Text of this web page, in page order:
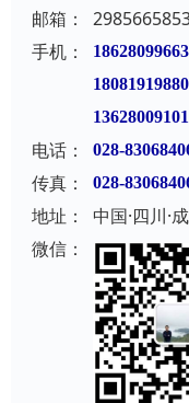
邮箱：
手机：
18628099663
18081919880
13628009101
电话： 028-
传真： 028-
地址：
中国·四川·
微信：